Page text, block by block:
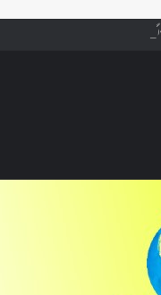
کو احتلام ہو جائے تو کیا اس کا اعتکاف ٹوٹ جائے